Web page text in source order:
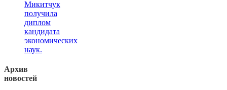
Микитчук
получила
диплом
кандидата
экономических
наук.
Архив
новостей